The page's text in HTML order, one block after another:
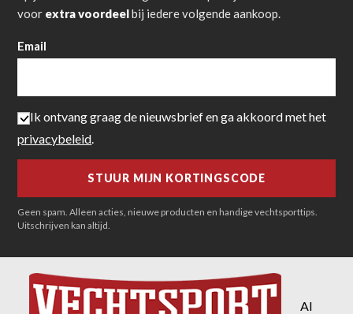
voor extra voordeelbij iedere volgende aankoop.
Email
Ik ontvang graag de nieuwsbrief en ga akkoord met het
privacybeleid
Geen spam. Alleen acties, nieuwe producten en handige vechtsporttips.
Uitschrijven kan altijd.
Al